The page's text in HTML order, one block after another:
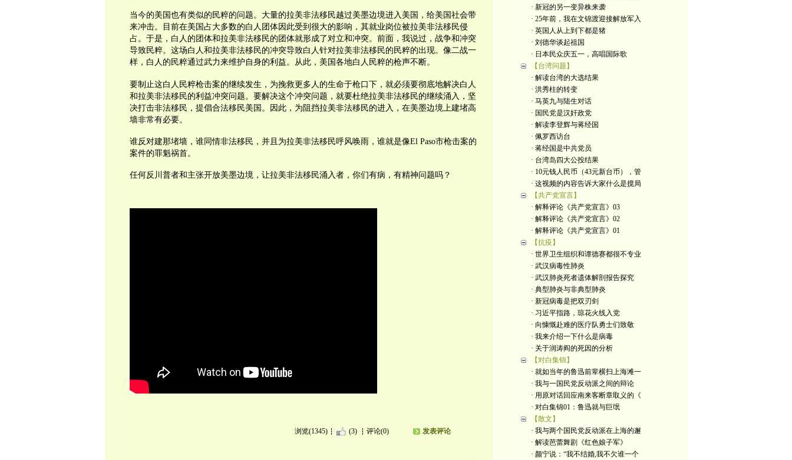
当今的美国也有类似的民粹的问题。大量的拉美非法移民越过美墨边境进入美国，给美国社会带
来冲击。目前在美国占大多数的白人团体因此受到很大的影响，其就业岗位被拉美非法移民侵
占。于是，白人的团体和拉美非法移民的团体就形成了对立和冲突。前面，我说过，战争和冲突
导致民粹。这场白人和拉美非法移民的冲突导致白人针对拉美非法移民的民粹的出现。像二战一
样，白人的民粹通过武力来维护自身的利益。从此，美国各地白人民粹的枪声不断。
要制止这白人民粹枪击案的继续发生，为挽救更多人的生命于枪口下，就必须要彻底地解决白人
和拉美非法移民的利益冲突问题。要解决这个冲突问题，就要杜绝拉美非法移民的继续涌入，坚
决打击非法移民，提倡合法移民美国。因此，为阻挡拉美非法移民的进入，在美墨边境上建堵高
墙非常有必要。
谁反对建那堵墙，谁同情非法移民，并且为拉美非法移民呼风唤雨，谁就是像El Paso市枪击案的
案件的罪魁祸首。
任何反川普者和主张开放美墨边境，让拉美非法移民涌入者，你们有病，有精神问题吗？
浏览(1345) (3) 评论(0) 发表评论
· 新冠的另一变异株来袭
· 25年前，我在文锦渡迎接解放军入
· 英国人从上到下都是猪
· 刘德华谈起祖国
· 日本民众庆五一，高唱国际歌
【台湾问题】
· 解读台湾的大选结果
· 洪秀柱的转变
· 马英九与陆生对话
· 国民党是汉奸政党
· 解读李登辉与蒋经国
· 佩罗西访台
· 蒋经国是中共党员
· 台湾岛四大公投结果
· 10元钱人民币（43元新台币），管
· 这视频的内容告诉大家什么是搅局
【共产党宣言】
· 解释评论《共产党宣言》03
· 解释评论《共产党宣言》02
· 解释评论《共产党宣言》01
【抗疫】
· 世界卫生组织和谭德赛都很不专业
· 武汉病毒性肺炎
· 武汉肺炎死者遗体解剖报告探究
· 典型肺炎与非典型肺炎
· 新冠病毒是把双刃剑
· 习近平指路，琼花火线入党
· 向慷慨赴难的医疗队勇士们致敬
· 我来介绍一下什么是病毒
· 关于润涛阎的死因的分析
【对白集锦】
· 就如当年的鲁迅前辈横扫上海滩一
· 我与一国民党反动派之间的辩论
· 用原对话回应南来客断章取义的《
· 对白集锦01：鲁迅就与巨氓
【散文】
· 我与两个国民党反动派在上海的邂
· 解读芭蕾舞剧《红色娘子军》
· 颜宁说：“我不结婚,我不欠谁一个